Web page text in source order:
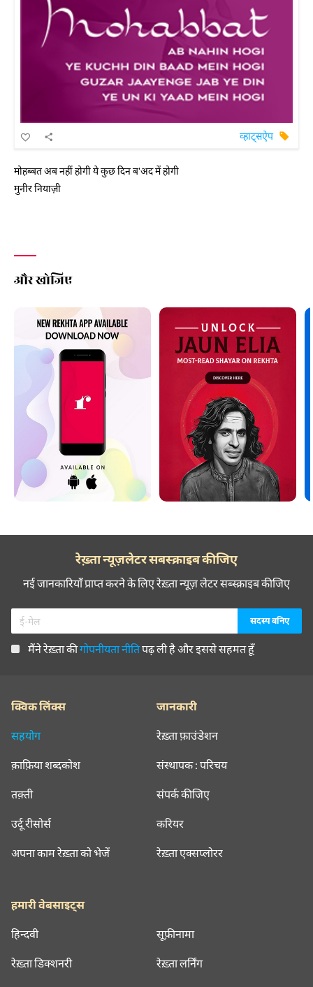
व्हाट्सऐप
मोहब्बत अब नहीं होगी ये कुछ दिन ब'अद में होगी
मुनीर नियाज़ी
और खोजिए
रेख़्ता न्यूज़लेटर सबस्क्राइब कीजिए
नई जानकारियाँ प्राप्त करने के लिए रेख़्ता न्यूज़ लेटर सब्स्क्राइब कीजिए
मैंने रेख़्ता कीगोपनीयता नीतिपढ़ ली है और इससे सहमत हूँ
क्विक लिंक्स
सहयोग
क़ाफ़िया शब्दकोश
तक़्ती
उर्दू रीसोर्स
अपना काम रेख़्ता को भेजें
जानकारी
रेख़्ता फ़ाउंडेशन
संस्थापक : परिचय
संपर्क कीजिए
करियर
रेख़्ता एक्सप्लोरर
हमारी वेबसाइट्स
हिन्दवी सूफ़ीनामा
रेख़्ता डिक्शनरी रेख़्ता लर्निंग